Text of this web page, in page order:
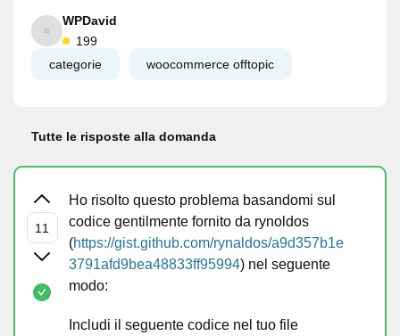
WPDavid
199
categorie
woocommerce offtopic
Tutte le risposte alla domanda
Ho risolto questo problema basandomi sul
codice gentilmente fornito da rynoldos
(https://gist.github.com/rynaldos/a9d357b1e
3791afd9bea48833ff95994) nel seguente
modo:
Includi il seguente codice nel tuo file